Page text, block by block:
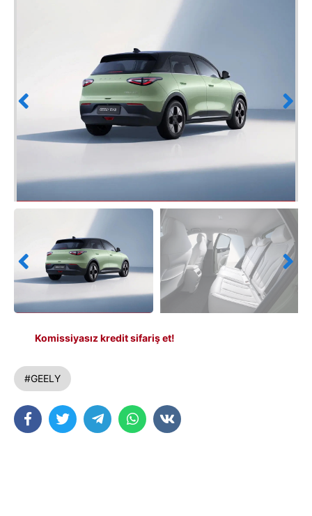
Komissiyasız kredit sifariş et!
#GEELY